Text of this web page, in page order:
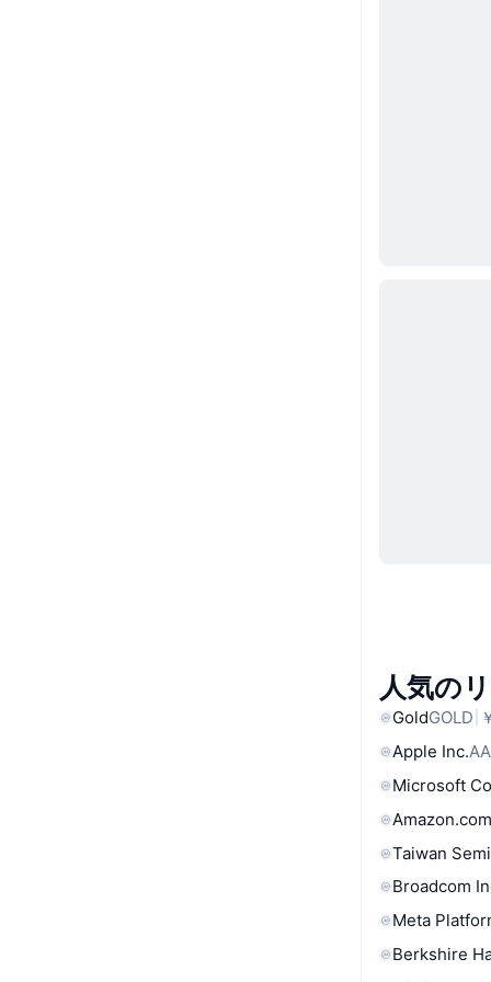
人気の
GoldGOLD
Apple Inc.
Microsoft
Taiwan
Broadcom
Meta
Berkshire